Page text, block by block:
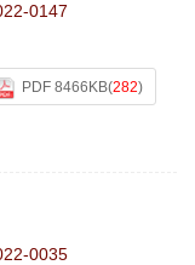
0147
PDF 8466KB(282)
0035